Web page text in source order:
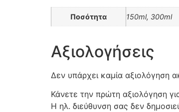
Ποσότητα 150ml, 300ml
Αξιολογήσεις
Δεν υπάρχει καμία αξιολόγηση
Κάνετε την πρώτη αξιολόγηση
Η ηλ. διεύθυνση σας δεν